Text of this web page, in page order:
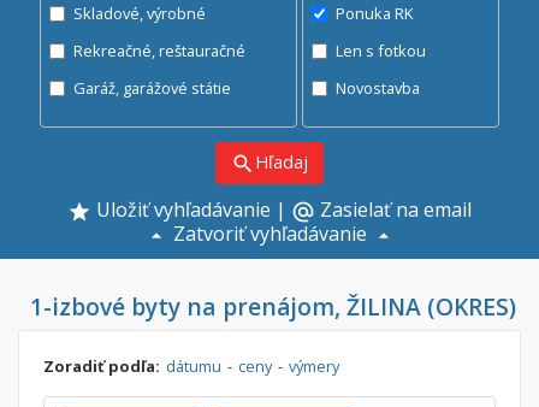
Skladové, výrobné
Rekreačné, reštauračné
Garáž, garážové státie
Ponuka RK
Len s fotkou
Novostavba
search Hľadaj
Uložiť vyhľadávanie | alternate_email Zasielať na email
Zatvoriť vyhľadávanie
1-izbové byty na prenájom, ŽILINA (OKRES)
Zoradiť podľa: dátumu - ceny - výmery